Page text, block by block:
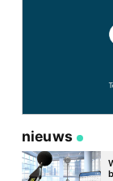
nieuws